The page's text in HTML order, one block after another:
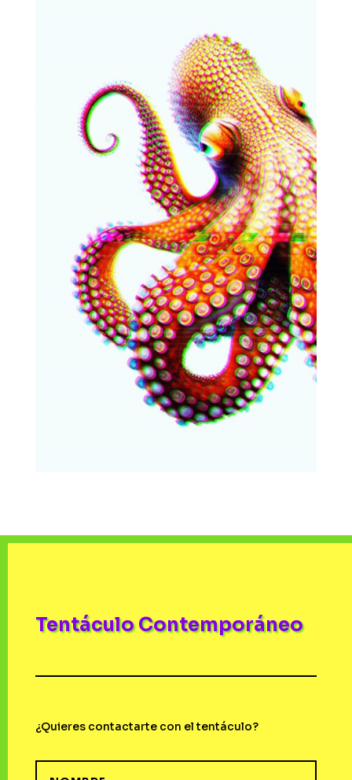
Tentáculo Contemporáneo
¿Quieres contactarte con el tentáculo?